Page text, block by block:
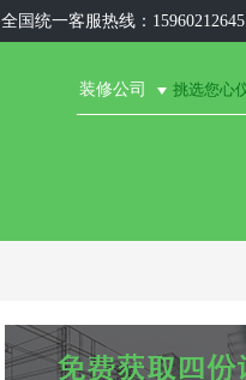
全国统一客服热线：15960212645
装修公司